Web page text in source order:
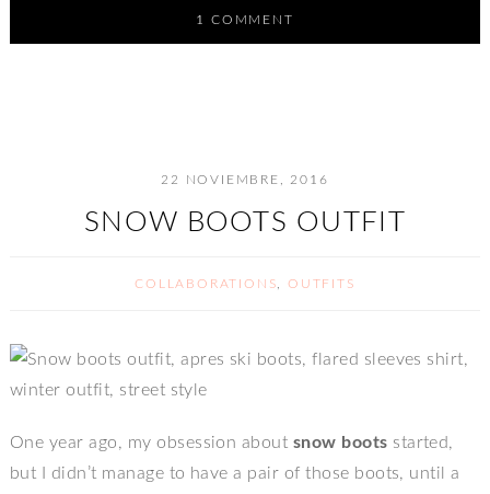
1 COMMENT
22 NOVIEMBRE, 2016
SNOW BOOTS OUTFIT
COLLABORATIONS,OUTFITS
One year ago, my obsession about snow boots started,
but I didn’t manage to have a pair of those boots, until a